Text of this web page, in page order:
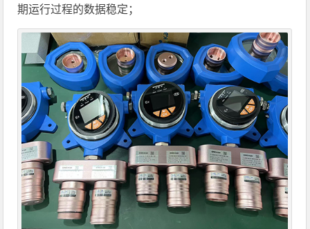
期运行过程的数据稳定；